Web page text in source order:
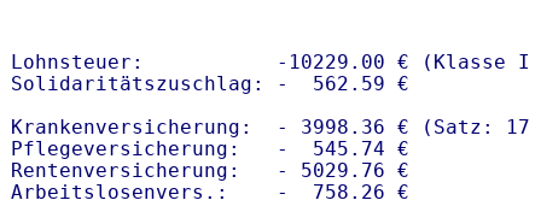
Lohnsteuer:           -10229.00 € (Klasse I)
Solidaritätszuschlag: -  562.59 €
Krankenversicherung:  - 3998.36 € (Satz:
Pflegeversicherung:   -  545.74 €
Rentenversicherung:   - 5029.76 €
Arbeitslosenvers.:    -  758.26 €